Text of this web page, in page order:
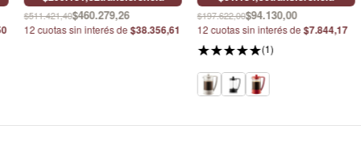
$511.421,40$460.279,26
12 cuotas sin interés de$38.356,61
$197.622,00$94.130,00
12 cuotas sin interés de$7.844,17
(1)